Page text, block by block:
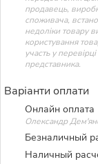
продавець,
споживача,
недоліки товару
користування
участь у
представника.
Варіанти оплати
Онлайн оплата
Олександр
Безналичный
Наличный